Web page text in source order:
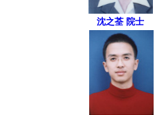
沈之荃 院士